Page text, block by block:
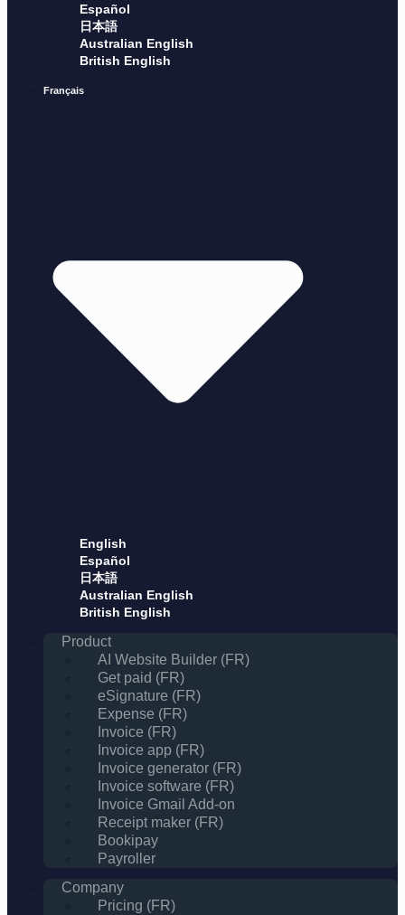
Español
日本語
Australian English
British English
Français
English
Español
日本語
Australian English
British English
Product
AI Website Builder (FR)
Get paid (FR)
eSignature (FR)
Expense (FR)
Invoice (FR)
Invoice app (FR)
Invoice generator (FR)
Invoice software (FR)
Invoice Gmail Add-on
Receipt maker (FR)
Bookipay
Payroller
Company
Pricing (FR)